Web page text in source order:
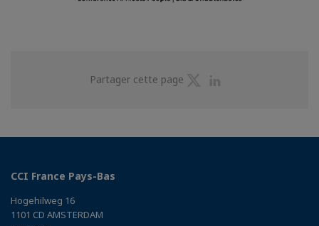
Partager cette page
Partager
CCI France Pays-Bas
Hogehilweg 16
1101 CD AMSTERDAM